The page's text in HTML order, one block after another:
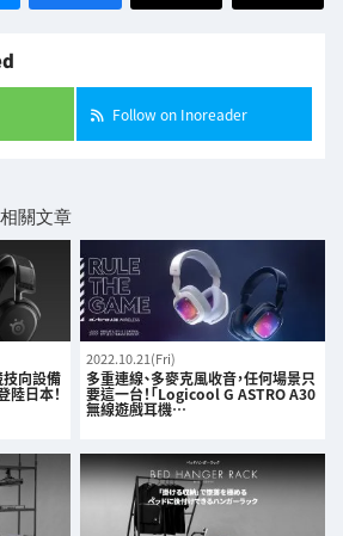
Follow on Inoreader
相關文章
向設備
陸日本！
2022.10.21(Fri)
多重連線、多麥克風收音，任何場景只
要這一台！「Logicool G ASTRO A30
無線遊戲耳機…